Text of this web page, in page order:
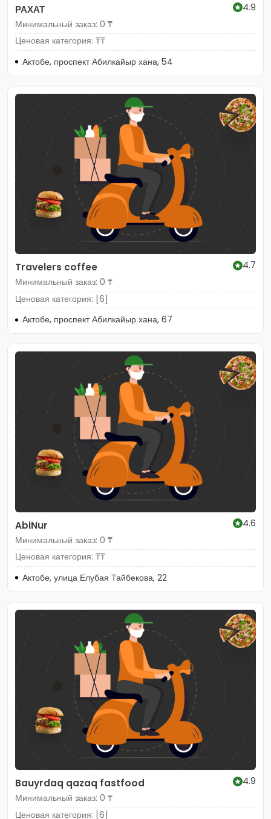
РАХАТ
4.9
Минимальный заказ: 0 ₸
Ценовая категория: ₸₸
Актобе, проспект Абилкайыр хана, 54
Travelers coffee
4.7
Минимальный заказ: 0 ₸
Ценовая категория: [6]
Актобе, проспект Абилкайыр хана, 67
AbiNur
4.6
Минимальный заказ: 0 ₸
Ценовая категория: ₸₸
Актобе, улица Елубая Тайбекова, 22
Bauyrdaq qazaq fastfood
4.9
Минимальный заказ: 0 ₸
Ценовая категория: [6]